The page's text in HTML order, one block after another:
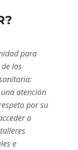
para
los
atención
por su
a
e